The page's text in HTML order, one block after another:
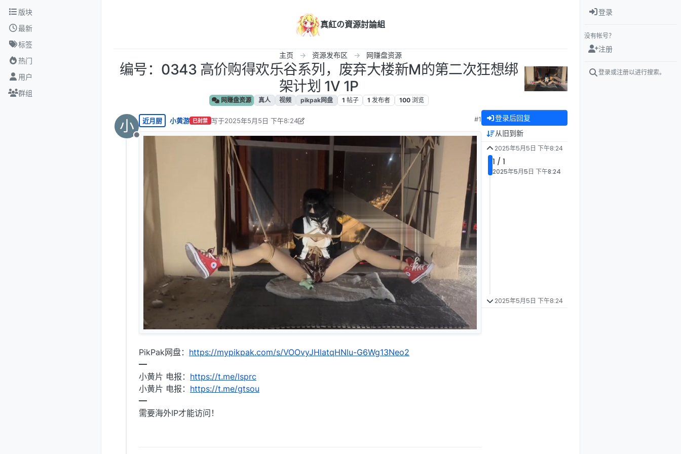
跳转至内容
版块
最新
标签
热门
用户
群组
真紅の資源討論組
主页 资源发布区 网赚盘资源
编号：0343 高价购得欢乐谷系列，废弃大楼新M的第二次狂想绑
架计划 1V 1P
网赚盘资源 真人 视频 pikpak网盘 1 帖子 1 发布者 100 浏览
小
离线
近月厨 小黄游 已封禁 写于2025年5月5日 下午8:24
最后由 小黄游 编辑 2026年1月17日 上午6:35
#1
PikPak网盘： https://mypikpak.com/s/VOOvyJHlatqHNlu-G6Wg13Neo2
━
小黄片 电报： https://t.me/lsprc
小黄片 电报： https://t.me/gtsou
━
需要海外IP才能访问！
登录后回复
从旧到新
2025年5月5日 下午8:24
1 / 1
2025年5月5日 下午8:24
2025年5月5日 下午8:24
登录
没有帐号？
注册
登录或注册以进行搜索。